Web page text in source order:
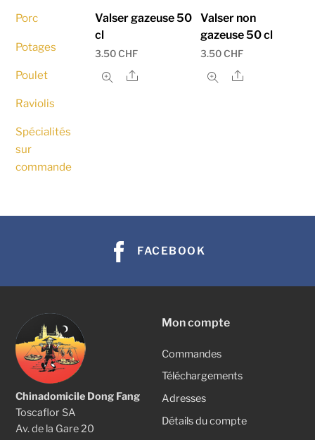
Valser gazeuse 50
cl
3.50CHF
Share
Valser non
gazeuse 50 cl
3.50CHF
Share
Porc
Potages
Poulet
Raviolis
Spécialités
sur
commande
FACEBOOK
Chinadomicile Dong Fang
Toscaflor SA
Av. de la Gare 20
Mon compte
Commandes
Téléchargements
Adresses
Détails du compte